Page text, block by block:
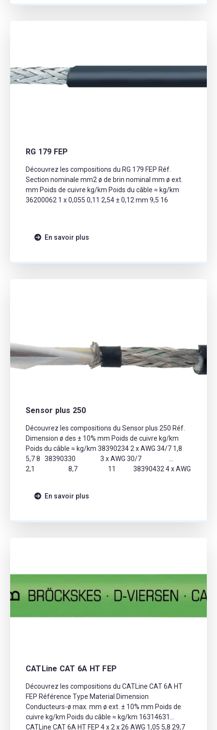
RG 179 FEP
Découvrez les compositions du RG 179 FEP Réf.
Section nominale mm2 ø de brin nominal mm ø ext.
mm Poids de cuivre kg/km Poids du câble ≈ kg/km
36200062 1 x 0,055 0,11 2,54 ± 0,12 mm 9,5 16
En savoir plus
Sensor plus 250
Découvrez les compositions du Sensor plus 250 Réf.
Dimension ø des ± 10% mm Poids de cuivre kg/km
Poids du câble ≈ kg/km 38390234 2 x AWG 34/7 1,8
5,7 8 38390330 3 x AWG 30/7
2,1 8,7 11 38390432 4 x AWG
En savoir plus
CATLine CAT 6A HT FEP
Découvrez les compositions du CATLine CAT 6A HT
FEP Référence Type Material Dimension
Conducteurs-ø max. mm ø ext. ± 10% mm Poids de
cuivre kg/km Poids du câble ≈ kg/km 16314631
CATLine CAT 6A HT FEP 4 x 2 x 26 AWG 1,05 5,8 29,7